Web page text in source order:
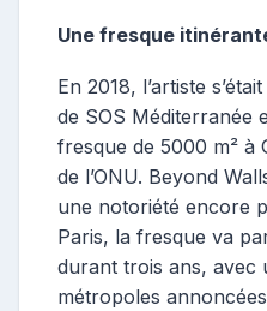
Une fresque
En 2018, l’artiste
de SOS Méditerranée
fresque de 5000 m² à
de l’ONU. Beyond
une notoriété encore
Paris, la fresque va
durant trois ans, avec
métropoles